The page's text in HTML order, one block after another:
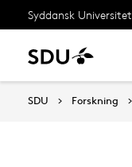
Syddansk Universitet
SDU Forskning